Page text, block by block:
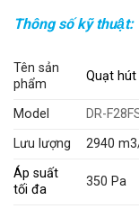
Thông số kỹ thuật:
Tên sản
phẩm
Quạt hút
Model
DR-
Lưu lượng
2940
Áp suất
tối đa
350 Pa